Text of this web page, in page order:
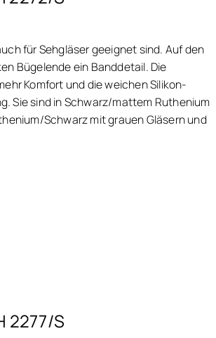
für Sehgläser geeignet sind. Auf den
Bügelende ein Banddetail. Die
Komfort und die weichen Silikon-
Sie sind in Schwarz/mattem Ruthenium
Schwarz mit grauen Gläsern und
2277/S